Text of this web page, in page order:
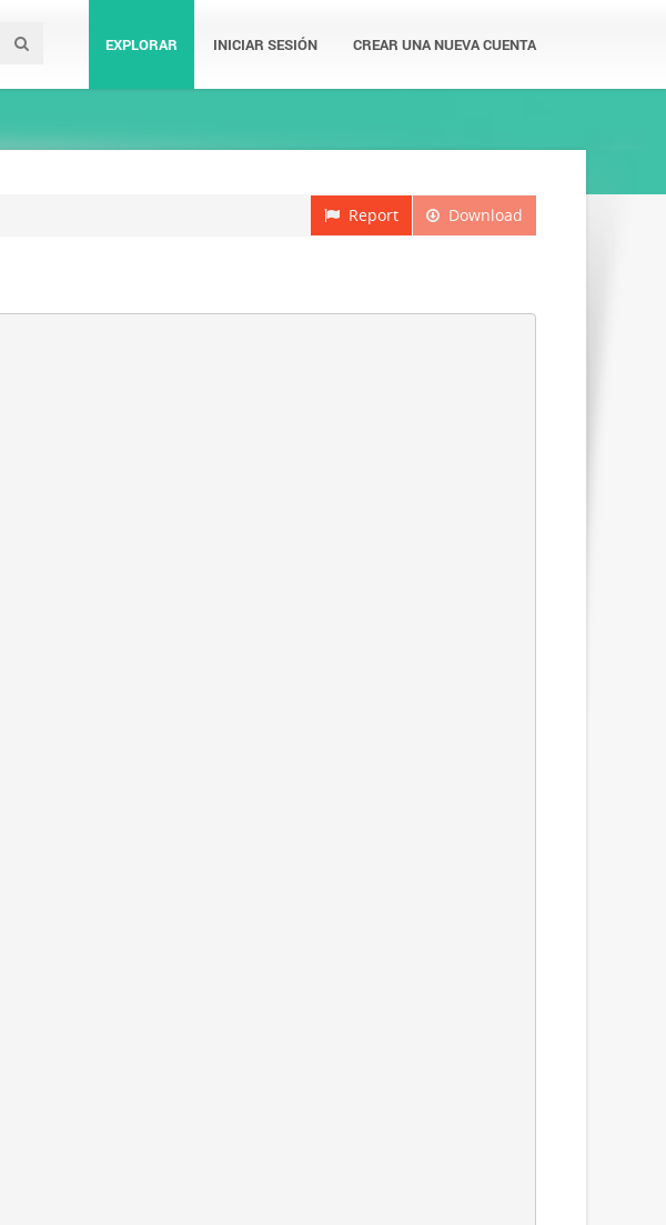
EXPLORAR INICIAR SESIÓN CREAR UNA NUEVA CUENTA
Download
Report